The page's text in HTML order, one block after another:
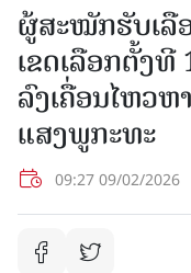
ຜູ້ສະໝັກຮັບເລື
ເຂດເລືອກຕັ້ງ
ລົງເຄື່ອນໄຫວຫ
ແສງພູກະທະ
09:27 09/02/2026